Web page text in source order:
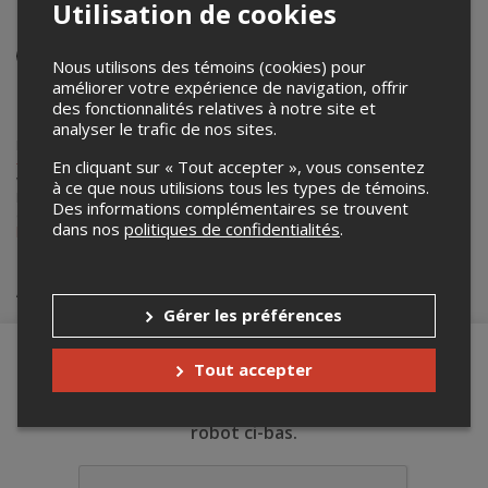
environnement numérique
7 janvier 2026
12h00 – 13h00 / Entrée: 11h45 (EST)
Lepointdevente.com agit à titre de mandataire pour
- Bureau de la vie étudiantedans le cadre de l’affichage en ligne et la
vente de billets pour ses événements.
Pour plus d’information à propos de cet événement, veuillez
contacter l’organisateur de l’événement,Université Laval - Bureau de
la vie étudiante , àinformation@bve.ulaval.ca.
Achat de billets
robot ci-bas.
Utilisation de cookies
Nous utilisons des témoins (cookies) pour
améliorer votre expérience de navigation, offrir
des fonctionnalités relatives à notre site et
analyser le trafic de nos sites.
En cliquant sur « Tout accepter », vous consentez
à ce que nous utilisions tous les types de témoins.
Des informations complémentaires se trouvent
dans nos politiques de confidentialités.
Gérer les préférences
Tout accepter